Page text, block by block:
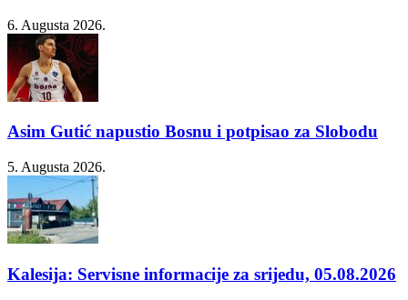
6. Augusta 2026.
Asim Gutić napustio Bosnu i potpisao za Slobodu
5. Augusta 2026.
Kalesija: Servisne informacije za srijedu, 05.08.2026